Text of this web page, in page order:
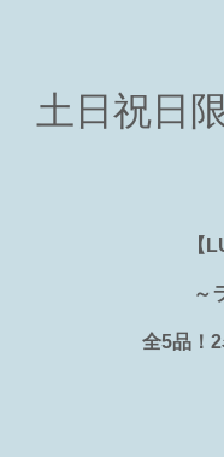
土日祝日
【
～
全5品！ 2